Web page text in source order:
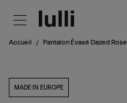
Accueil Pantalon Évasé Dazed Rose
MADE IN EUROPE